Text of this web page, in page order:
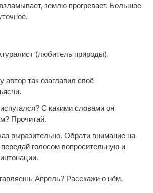
землю прогревает. Большое
(любитель природы).
автор так озаглавил своё
С какими словами он
Прочитай.
выразительно. Обрати внимание на
голосом вопросительную и
Апрель? Расскажи о нём.